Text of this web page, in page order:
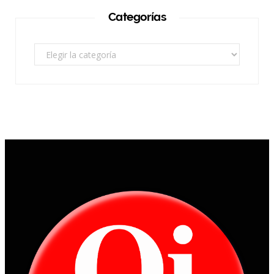
Categorías
Categorías